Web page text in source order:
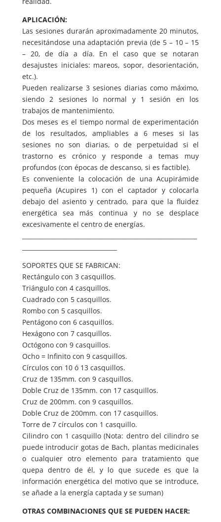
APLICACIÓN:
Las sesiones durarán aproximadamente 20 minutos,
necesitándose una adaptación previa (de 5 – 10 – 15
– 20, de día a día. En el caso que se notaran
desajustes iniciales: mareos, sopor, desorientación,
etc.).
Pueden realizarse 3 sesiones diarias como máximo,
siendo 2 sesiones lo normal y 1 sesión en los
trabajos de mantenimiento.
Dos meses es el tiempo normal de experimentación
de los resultados, ampliables a 6 meses si las
sesiones no son diarias, o de perpetuidad si el
trastorno es crónico y responde a temas muy
profundos (con épocas de descanso, si es factible).
Es conveniente la colocación de una Acupirámide
pequeña (Acupires 1) con el captador y colocarla
debajo del asiento y centrado, para que la fluidez
energética sea más continua y no se desplace
excesivamente el centro de energías.
SOPORTES QUE SE FABRICAN:
Rectángulo con 3 casquillos.
Triángulo con 4 casquillos.
Cuadrado con 5 casquillos.
Rombo con 5 casquillos.
Pentágono con 6 casquillos.
Hexágono con 7 casquillos.
Octógono con 9 casquillos.
Ocho = Infinito con 9 casquillos.
Círculos con 10 ó 13 casquillos.
Cruz de 135mm. con 9 casquillos.
Doble Cruz de 135mm. con 17 casquillos.
Cruz de 200mm. con 9 casquillos.
Doble Cruz de 200mm. con 17 casquillos.
Torre de 7 círculos con 1 casquillo.
Cilindro con 1 casquillo (Nota: dentro del cilindro se
puede introducir gotas de Bach, plantas medicinales
o cualquier otro elemento para tratamiento que
quepa dentro de él, y lo que sucede es que la
información energética del motivo que se introduce,
se añade a la energía captada y se suman)
OTRAS COMBINACIONES QUE SE PUEDEN HACER: